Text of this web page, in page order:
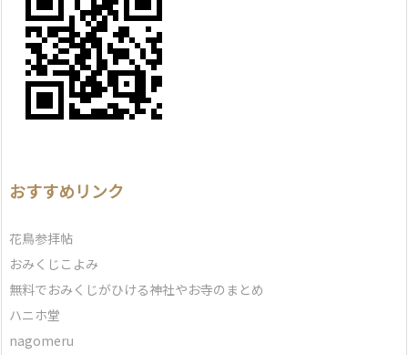
おすすめリンク
花鳥参拝帖
おみくじこよみ
無料でおみくじがひける神社やお寺のまとめ
ハニホ堂
nagomeru